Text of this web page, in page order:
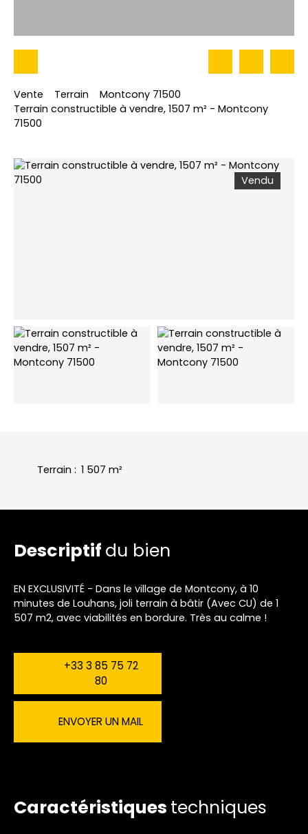
Vente Terrain
Montcony 71500
Terrain constructible à vendre, 1507 m² - Montcony
71500
Vendu
Terrain : 1 507 m²
Descriptif du bien
EN EXCLUSIVITÉ - Dans le village de Montcony, à 10
minutes de Louhans, joli terrain à bâtir (Avec CU) de 1
507 m2, avec viabilités en bordure. Très au calme !
+33 3 85 75 72
80
ENVOYER UN MAIL
Caractéristiques techniques